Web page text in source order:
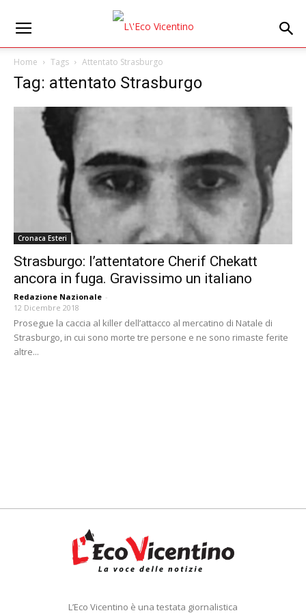
Home Tags Attentato Strasburgo
Tag: attentato Strasburgo
Cronaca Esteri
Strasburgo: l’attentatore Cherif Chekatt
ancora in fuga. Gravissimo un italiano
Redazione Nazionale -
12 Dicembre 2018
Prosegue la caccia al killer dell’attacco al mercatino di Natale di
Strasburgo, in cui sono morte tre persone e ne sono rimaste ferite
altre...
L’Eco Vicentino è una testata giornalistica